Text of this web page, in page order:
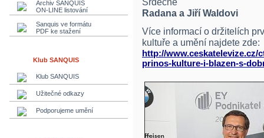
Archiv SANQUIS
ON-LINE listování
Sanquis ve formátu
PDF ke stažení
Klub SANQUIS
Klub SANQUIS
Užitečné odkazy
Podporujeme umění
Radana a Jiří Waldovi
Více informací o držitelích
kultuře a umění najdete zde:
http://www.ceskatelevize.cz/
prinos-kulture-i-blazen-s-